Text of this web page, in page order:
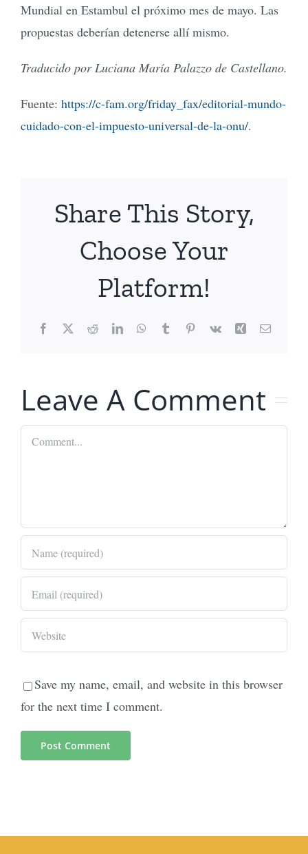
Mundial en Estambul el próximo mes de mayo. Las
propuestas deberían detenerse allí mismo.
Traducido por Luciana María Palazzo de Castellano.
Fuente: https://c-fam.org/friday_fax/editorial-mundo-
cuidado-con-el-impuesto-universal-de-la-onu/.
Share This Story,
Choose Your
Platform!
Facebook
X RedditLinkedInWhatsApp
TumblrPinterest
Vk Xing Email
Leave A Comment
Comment
Save my name, email, and website in this browser
for the next time I comment.